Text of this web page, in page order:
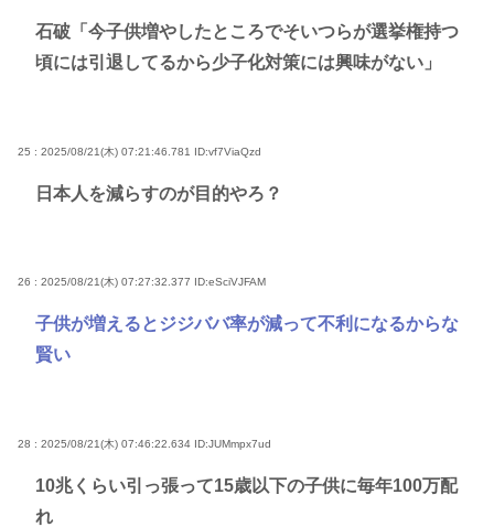
石破「今子供増やしたところでそいつらが選挙権持つ
頃には引退してるから少子化対策には興味がない」
25 : 2025/08/21(木) 07:21:46.781 ID:vf7ViaQzd
日本人を減らすのが目的やろ？
26 : 2025/08/21(木) 07:27:32.377 ID:eSciVJFAM
子供が増えるとジジババ率が減って不利になるからな
賢い
28 : 2025/08/21(木) 07:46:22.634 ID:JUMmpx7ud
10兆くらい引っ張って15歳以下の子供に毎年100万配
れ